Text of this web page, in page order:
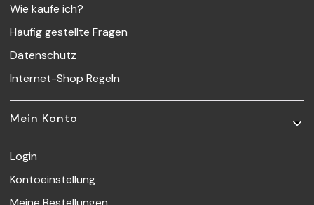
Wie kaufe ich?
Häufig gestellte Fragen
Datenschutz
Internet-Shop Regeln
Mein Konto
Login
Kontoeinstellung